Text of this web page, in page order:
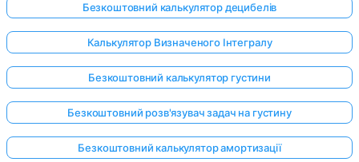
Безкоштовний калькулятор децибелів
Калькулятор Визначеного Інтегралу
Безкоштовний калькулятор густини
Безкоштовний розв'язувач задач на густину
Безкоштовний калькулятор амортизації